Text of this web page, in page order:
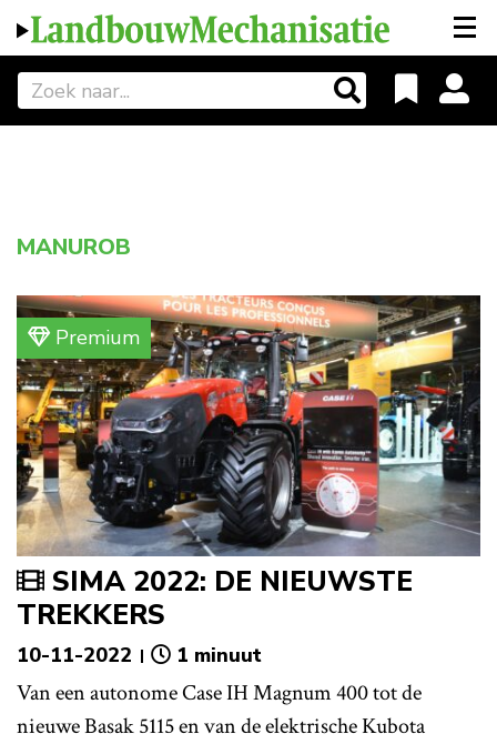
MANUROB
Premium
SIMA 2022: DE NIEUWSTE
TREKKERS
10-11-2022 1 minuut
Van een autonome Case IH Magnum 400 tot de
nieuwe Basak 5115 en van de elektrische Kubota